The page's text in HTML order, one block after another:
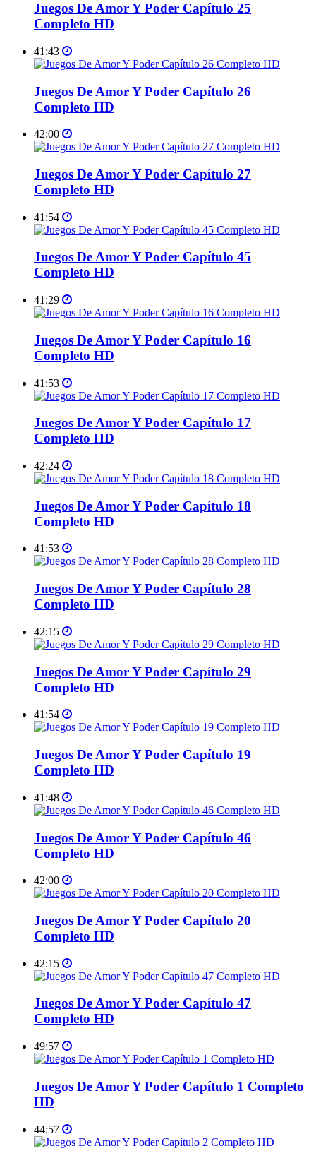
Juegos De Amor Y Poder Capítulo 25
Completo HD
41:43
Juegos De Amor Y Poder Capítulo 26
Completo HD
42:00
Juegos De Amor Y Poder Capítulo 27
Completo HD
41:54
Juegos De Amor Y Poder Capítulo 45
Completo HD
41:29
Juegos De Amor Y Poder Capítulo 16
Completo HD
41:53
Juegos De Amor Y Poder Capítulo 17
Completo HD
42:24
Juegos De Amor Y Poder Capítulo 18
Completo HD
41:53
Juegos De Amor Y Poder Capítulo 28
Completo HD
42:15
Juegos De Amor Y Poder Capítulo 29
Completo HD
41:54
Juegos De Amor Y Poder Capítulo 19
Completo HD
41:48
Juegos De Amor Y Poder Capítulo 46
Completo HD
42:00
Juegos De Amor Y Poder Capítulo 20
Completo HD
42:15
Juegos De Amor Y Poder Capítulo 47
Completo HD
49:57
Juegos De Amor Y Poder Capítulo 1 Completo
HD
44:57